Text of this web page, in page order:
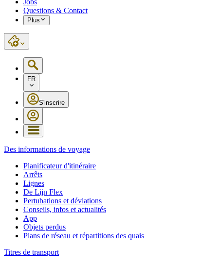
Jobs
Questions & Contact
Plus
FR
S'inscrire
Des informations de voyage
Planificateur d'itinéraire
Arrêts
Lignes
De Lijn Flex
Pertubations et déviations
Conseils, infos et actualités
App
Objets perdus
Plans de réseau et répartitions des quais
Titres de transport